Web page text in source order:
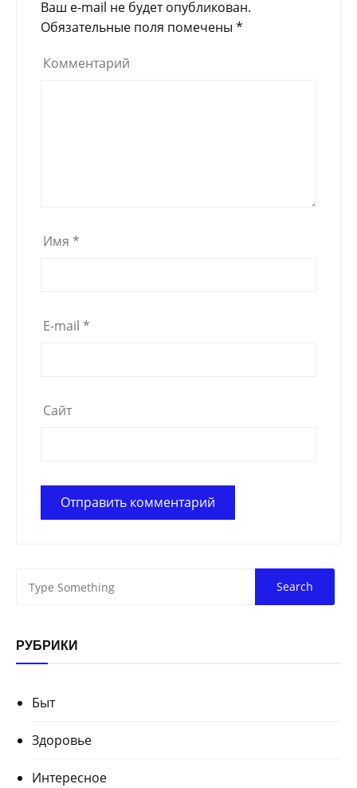
Ваш e-mail не будет опубликован.
Обязательные поля помечены *
Комментарий
Имя *
E-mail *
Сайт
РУБРИКИ
Быт
Здоровье
Интересное